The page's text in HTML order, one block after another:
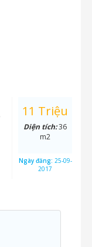
11 Triệu
Diện tích:36
m2
Ngày đăng: 25-09-
2017